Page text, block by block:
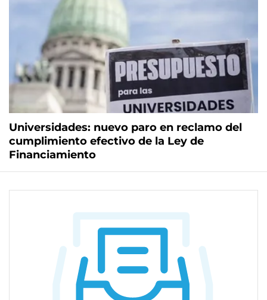
Universidades: nuevo paro en reclamo del
cumplimiento efectivo de la Ley de
Financiamiento